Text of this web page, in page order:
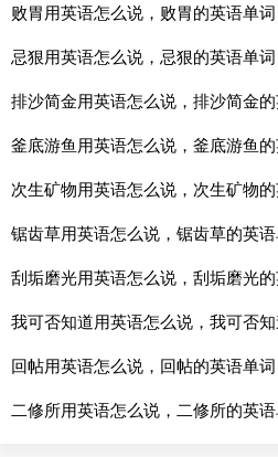
败胃用英语怎么说，败胃的英语单词
忌狠用英语怎么说，忌狠的英语单词
排沙简金用英语怎么说，排沙简金
釜底游鱼用英语怎么说，釜底游鱼
次生矿物用英语怎么说，次生矿物
锯齿草用英语怎么说，锯齿草的英
刮垢磨光用英语怎么说，刮垢磨光
我可否知道用英语怎么说，我可否
回帖用英语怎么说，回帖的英语单词
二修所用英语怎么说，二修所的英